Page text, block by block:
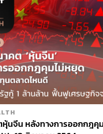
หุ้นจีน หลังทางการออกกฎคุ